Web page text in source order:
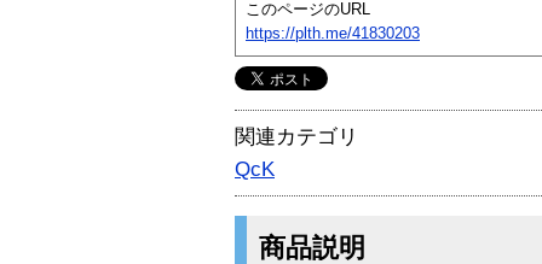
このページのURL
https://plth.me/41830203
関連カテゴリ
QcK
商品説明